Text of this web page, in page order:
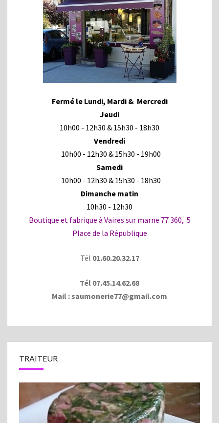
Fermé le Lundi, Mardi & Mercredi
Jeudi
10h00 - 12h30 & 15h30 - 18h30
Vendredi
10h00 - 12h30 & 15h30 - 19h00
Samedi
10h00 - 12h30 & 15h30 - 18h30
Dimanche matin
10h30 - 12h30
Boutique et fabrique à Vaires sur marne 77 360, 5
Place de la République
Tél 01.60.20.32.17
Tél 07.45.14.62.68
Mail : saumonerie77@gmail.com
TRAITEUR